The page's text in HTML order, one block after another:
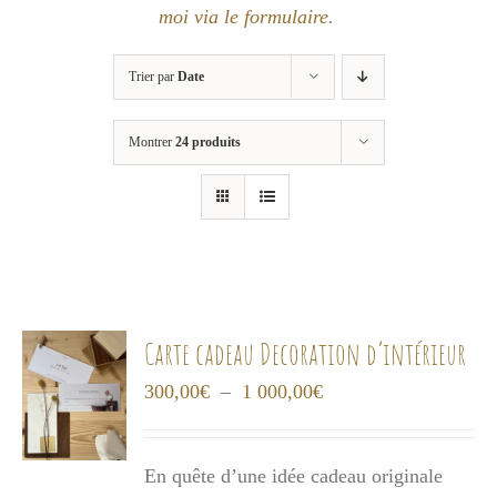
moi via le formulaire.
Trier par Date
Montrer 24 produits
Carte cadeau Decoration d’intérieur
300,00€ – 1 000,00€Plage
300,00€
En quête d’une idée cadeau originale